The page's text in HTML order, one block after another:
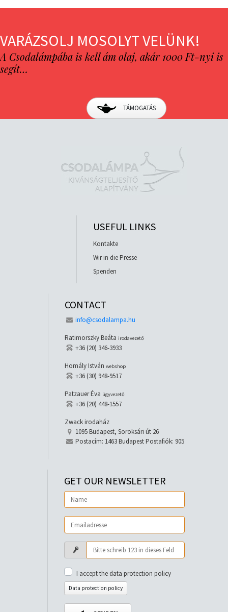
VARÁZSOLJ MOSOLYT VELÜNK!
A Csodalámpába is kell ám olaj, akár 1000 Ft-nyi is
segít…
TÁMOGATÁS
USEFUL LINKS
Kontakte
Wir in die Presse
Spenden
CONTACT
info@csodalampa.hu
Ratimorszky Beáta irodavezető
+36 (20) 346-3933
Homály István webshop
+36 (30) 948-9517
Patzauer Éva ügyvezető
+36 (20) 448-1557
Zwack irodaház
1095 Budapest, Soroksári út 26
Postacím: 1463 Budapest Postafiók: 905
GET OUR NEWSLETTER
I accept the data protection policy
Data protection policy